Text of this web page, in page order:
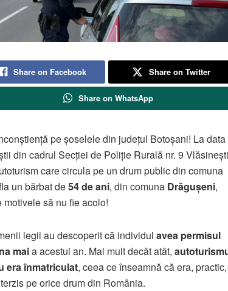
Share on Facebook Share on Twitter
Share on WhatsApp
pe șoselele din județul Botoșani! La data
din cadrul Secției de Poliție Rurală nr. 9 Vlăsinești
care circula pe un drum public din comuna
un bărbat de54 de ani, din comuna Drăgușeni,
să nu fie acolo!
legii au descoperit că individul avea permisul
maia acestui an. Mai mult decât atât,
era înmatriculat, ceea ce înseamnă că era, practic,
pe orice drum din România.